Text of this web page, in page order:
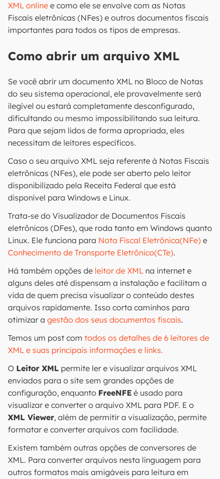
XML online e como ele se envolve com as Notas
Fiscais eletrônicas (NFes) e outros documentos fiscais
importantes para todos os tipos de empresas.
Como abrir um arquivo XML
Se você abrir um documento XML no Bloco de Notas
do seu sistema operacional, ele provavelmente será
ilegível ou estará completamente desconfigurado,
dificultando ou mesmo impossibilitando sua leitura.
Para que sejam lidos de forma apropriada, eles
necessitam de leitores específicos.
Caso o seu arquivo XML seja referente à Notas Fiscais
eletrônicas (NFes), ele pode ser aberto pelo leitor
disponibilizado pela Receita Federal que está
disponível para Windows e Linux.
Trata-se do Visualizador de Documentos Fiscais
eletrônicos (DFes), que roda tanto em Windows quanto
Linux. Ele funciona para Nota Fiscal Eletrônica(NFe) e
Conhecimento de Transporte Eletrônico(CTe).
Há também opções de leitor de XML na internet e
alguns deles até dispensam a instalação e facilitam a
vida de quem precisa visualizar o conteúdo destes
arquivos rapidamente. Isso corta caminhos para
otimizar a gestão dos seus documentos fiscais.
Temos um post com todos os detalhes de 6 leitores de
XML e suas principais informações e links.
O Leitor XML permite ler e visualizar arquivos XML
enviados para o site sem grandes opções de
configuração, enquanto FreeNFE é usado para
visualizar e converter o arquivo XML para PDF. E o
XML Viewer, além de permitir a visualização, permite
formatar e converter arquivos com facilidade.
Existem também outras opções de conversores de
XML. Para converter arquivos nesta linguagem para
outros formatos mais amigáveis para leitura em